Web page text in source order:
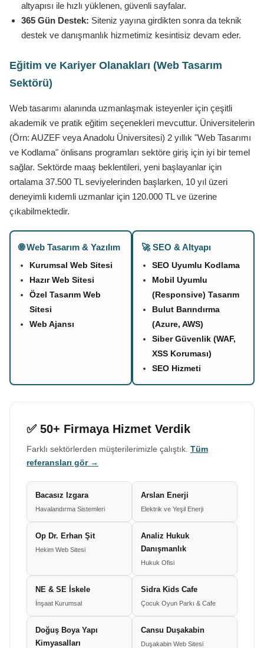
altyapısı ile hızlı yüklenen, güvenli sayfalar.
365 Gün Destek: Siteniz yayına girdikten sonra da teknik
destek ve danışmanlık hizmetimiz kesintisiz devam eder.
Eğitim ve Kariyer Olanakları (Web Tasarım
Sektörü)
Web tasarımı alanında uzmanlaşmak isteyenler için çeşitli
akademik ve pratik eğitim seçenekleri mevcuttur. Üniversitelerin
(Örn: AUZEF veya Anadolu Üniversitesi) 2 yıllık "Web Tasarımı
ve Kodlama" önlisans programları sektöre giriş için iyi bir temel
sağlar. Sektörde maaş beklentileri, yeni başlayanlar için
ortalama 37.500 TL seviyelerinden başlarken, 10 yıl üzeri
deneyimli kıdemli uzmanlar için 120.000 TL ve üzerine
çıkabilmektedir.
🌐 Web Tasarım & Yazılım
Kurumsal Web Sitesi
Hazır Web Sitesi
Özel Tasarım Web
Sitesi
Web Ajansı
🚀 SEO & Altyapı
SEO Uyumlu Kodlama
Mobil Uyumlu
(Responsive) Tasarım
Bulut Barındırma
(Azure, AWS)
Siber Güvenlik (WAF,
XSS Koruması)
SEO Hizmeti
✅ 50+ Firmaya Hizmet Verdik
Farklı sektörlerden müşterilerimizle çalıştık. Tüm
referansları gör →
Bacasız Izgara
Havalandırma Sistemleri
Arslan Enerji
Elektrik ve Yeşil Enerji
Op Dr. Erhan Şit
Hekim Web Sitesi
Analiz Hukuk
Danışmanlık
Hukuk Ofisi
NE & SE İskele
İnşaat Kurumsal
Sidra Kids Cafe
Çocuk Oyun Parkı & Cafe
Doğuş Boya Yapı
Kimyasalları
Cansu Duşakabin
Duşakabin Web Sitesi